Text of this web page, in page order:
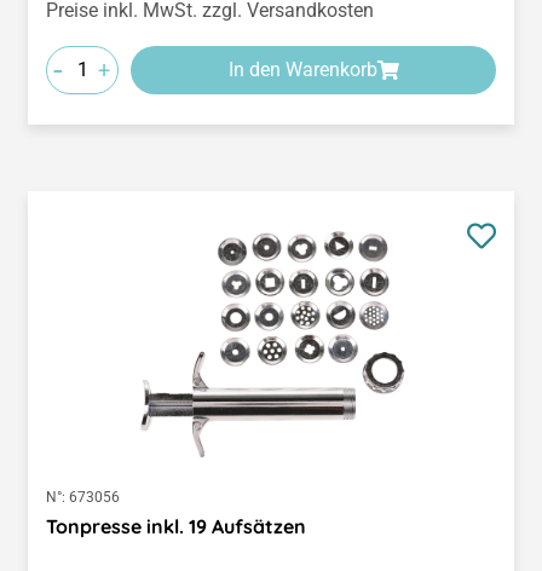
Preise inkl. MwSt. zzgl. Versandkosten
- + In den Warenkorb
N°: 673056
Tonpresse inkl. 19 Aufsätzen